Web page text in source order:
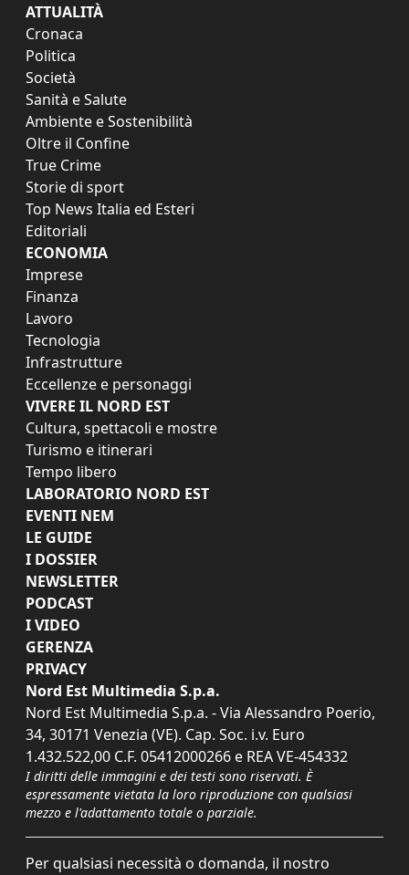
ATTUALITÀ
Cronaca
Politica
Società
Sanità e Salute
Ambiente e Sostenibilità
Oltre il Confine
True Crime
Storie di sport
Top News Italia ed Esteri
Editoriali
ECONOMIA
Imprese
Finanza
Lavoro
Tecnologia
Infrastrutture
Eccellenze e personaggi
VIVERE IL NORD EST
Cultura, spettacoli e mostre
Turismo e itinerari
Tempo libero
LABORATORIO NORD EST
EVENTI NEM
LE GUIDE
I DOSSIER
NEWSLETTER
PODCAST
I VIDEO
GERENZA
PRIVACY
Nord Est Multimedia S.p.a.
Nord Est Multimedia S.p.a. - Via Alessandro Poerio,
34, 30171 Venezia (VE). Cap. Soc. i.v. Euro
1.432.522,00 C.F. 05412000266 e REA VE-454332
I diritti delle immagini e dei testi sono riservati. È
espressamente vietata la loro riproduzione con qualsiasi
mezzo e l'adattamento totale o parziale.
Per qualsiasi necessità o domanda, il nostro